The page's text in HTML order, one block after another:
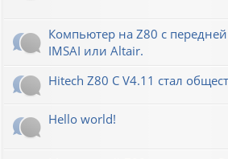
Компьютер на Z80 с
IMSAI или Altair.
Hitech Z80 C V4.11 стал
Hello world!